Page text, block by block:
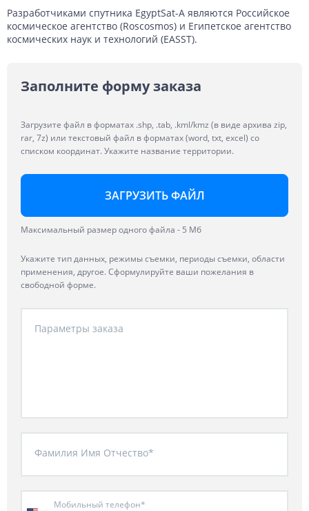
Разработчиками спутника EgyptSat-A являются Российское
космическое агентство (Roscosmos) и Египетское агентство
космических наук и технологий (EASST).
Заполните форму заказа
Загрузите файл в форматах .shp, .tab, .kml/kmz (в виде архива zip,
rar, 7z) или текстовый файл в форматах (word, txt, excel) со
списком координат. Укажите название территории.
ЗАГРУЗИТЬ ФАЙЛ
Максимальный размер одного файла - 5 Мб
Укажите тип данных, режимы съемки, периоды съемки, области
применения, другое. Сформулируйте ваши пожелания в
свободной форме.
Параметры заказа
Фамилия Имя Отчество*
Мобильный телефон*